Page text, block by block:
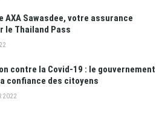
AXA Sawasdee, votre assurance
le Thailand Pass
contre la Covid-19 : le gouvernement
confiance des citoyens
2022